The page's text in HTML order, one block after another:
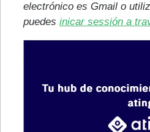
electrónico es Gmail o
puedes inicar sessión a